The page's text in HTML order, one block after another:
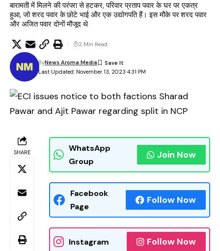
बारामती में मिलने की परंपरा से हटकर, परिवार प्रताप पवार के घर पर एकत्र
हुआ, जो शरद पवार के छोटे भाई और एक उद्योगपति हैं। इस मौके पर शरद पवार
और अजित पवार दोनों मौजूद थे
Last Updated: November 13, 2023 4:31 PM
ByNews Aroma Media
2 Min Read
SHARE
WhatsApp
Group
Join Now
Facebook
Page
Follow Now
Instagram Follow Now